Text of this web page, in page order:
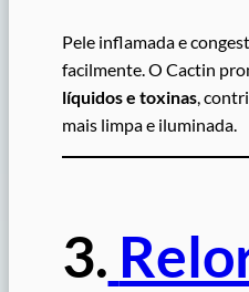
Pele inflamada e
facilmente. O Cactin
líquidos e toxinas,
mais limpa e iluminada.
3.